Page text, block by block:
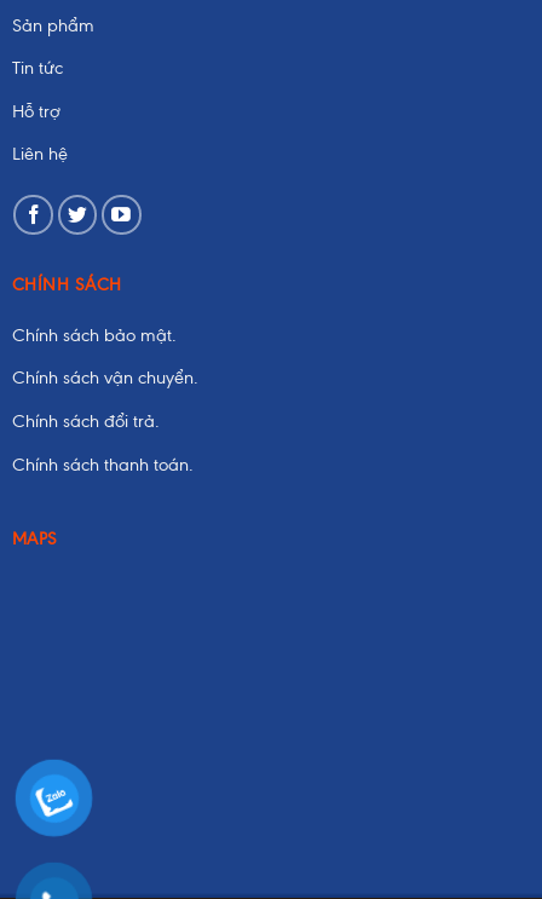
Sản phẩm
Tin tức
Hỗ trợ
Liên hệ
CHÍNH SÁCH
Chính sách bảo mật.
Chính sách vận chuyển.
Chính sách đổi trả.
Chính sách thanh toán.
MAPS